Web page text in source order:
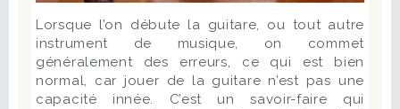
Lorsque l’on débute la guitare, ou tout autre
instrument de musique, on commet
généralement des erreurs, ce qui est bien
normal, car jouer de la guitare n’est pas une
capacité innée. C’est un savoir-faire qui